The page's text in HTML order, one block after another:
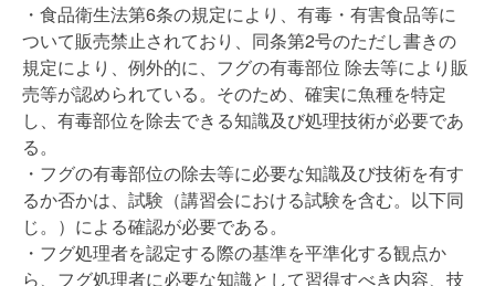
・食品衛生法第6条の規定により、有毒・有害食品等に
ついて販売禁止されており、同条第2号のただし書きの
規定により、例外的に、フグの有毒部位 除去等により販
売等が認められている。そのため、確実に魚種を特定
し、有毒部位を除去できる知識及び処理技術が必要であ
る。
・フグの有毒部位の除去等に必要な知識及び技術を有す
るか否かは、試験（講習会における試験を含む。以下同
じ。）による確認が必要である。
・フグ処理者を認定する際の基準を平準化する観点か
ら、フグ処理者に必要な知識として習得すべき内容、技